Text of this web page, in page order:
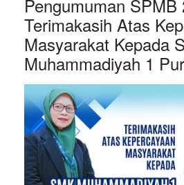
Pengumuman SPMB
Terimakasih Atas
Masyarakat Kepada
Muhammadiyah 1